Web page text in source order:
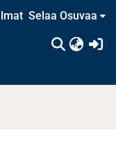
Selaa Osuvaa